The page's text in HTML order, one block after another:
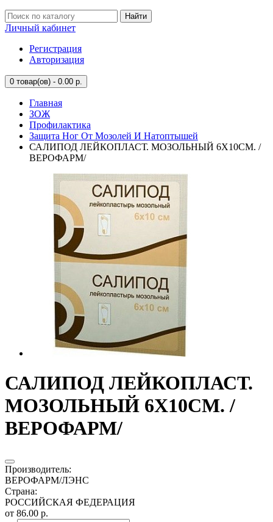
Найти
Личный кабинет
Регистрация
Авторизация
0 товар(ов) - 0.00 р.
Главная
ЗОЖ
Профилактика
Защита Ног От Мозолей И Натоптышей
САЛИПОД ЛЕЙКОПЛАСТ. МОЗОЛЬНЫЙ 6Х10СМ. /
ВЕРОФАРМ/
САЛИПОД ЛЕЙКОПЛАСТ.
МОЗОЛЬНЫЙ 6Х10СМ. /
ВЕРОФАРМ/
Производитель:
ВЕРОФАРМ/ЛЭНС
Страна:
РОССИЙСКАЯ ФЕДЕРАЦИЯ
от 86.00 р.